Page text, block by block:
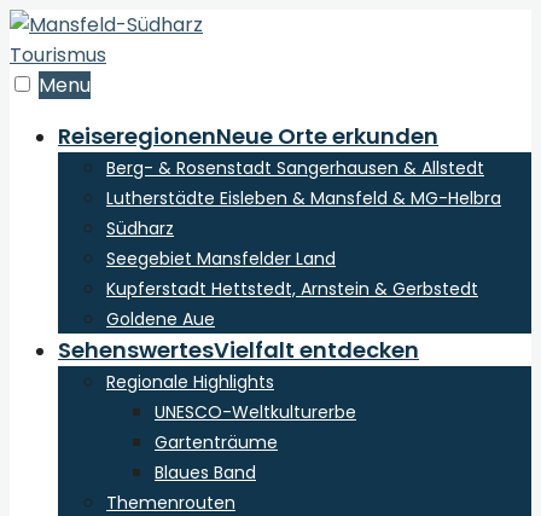
zum
Inhalt
derMenu
ReiseregionenNeue Orte erkunden
Berg- & Rosenstadt Sangerhausen & Allstedt
Lutherstädte Eisleben & Mansfeld & MG-Helbra
Südharz
Seegebiet Mansfelder Land
Kupferstadt Hettstedt, Arnstein & Gerbstedt
Goldene Aue
SehenswertesVielfalt entdecken
Regionale Highlights
UNESCO-Weltkulturerbe
Gartenträume
Blaues Band
Themenrouten